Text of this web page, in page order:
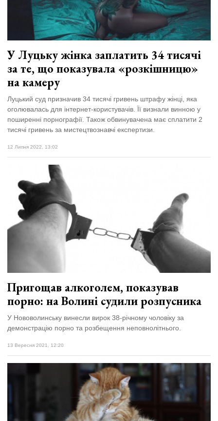
залишив у
Луцьку
три...
27 Липня 2026
744 переглядів
Персона
Лайф
Афіша
ZONE 18+
Політика конфіденційності
У Луцьку жінка заплатить 34 тисячі
за те, що показувала «розкішницю»
на камеру
Луцький суд призначив 34 тисячі гривень штрафу жінці, яка
оголювалась для інтернет-користувачів. Її визнали винною у
поширенні порнографії. Також обвинувачена має сплатити 2
тисячі гривень за мистецтвознавчі експертизи.
12 Липня 2022, 13:02
Пригощав алкоголем, показував
порно: на Волині судили розпусника
У Нововолинську винесли вирок 38-річному чоловіку за
демонстрацію порно та розбещення неповнолітнього.
13 Вересня 2021, 12:20